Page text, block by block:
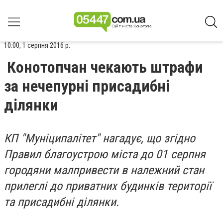
10:00, 1 серпня 2016 р.
Конотопчан чекають штрафи
за нечепурні присадибні
ділянки
КП "Муніципалітет" нагадує, що згідно
Правил благоустрою міста до 01 серпня
городяни малпривести в належний стан
прилеглі до приватних будинків території
та присадибні ділянки.